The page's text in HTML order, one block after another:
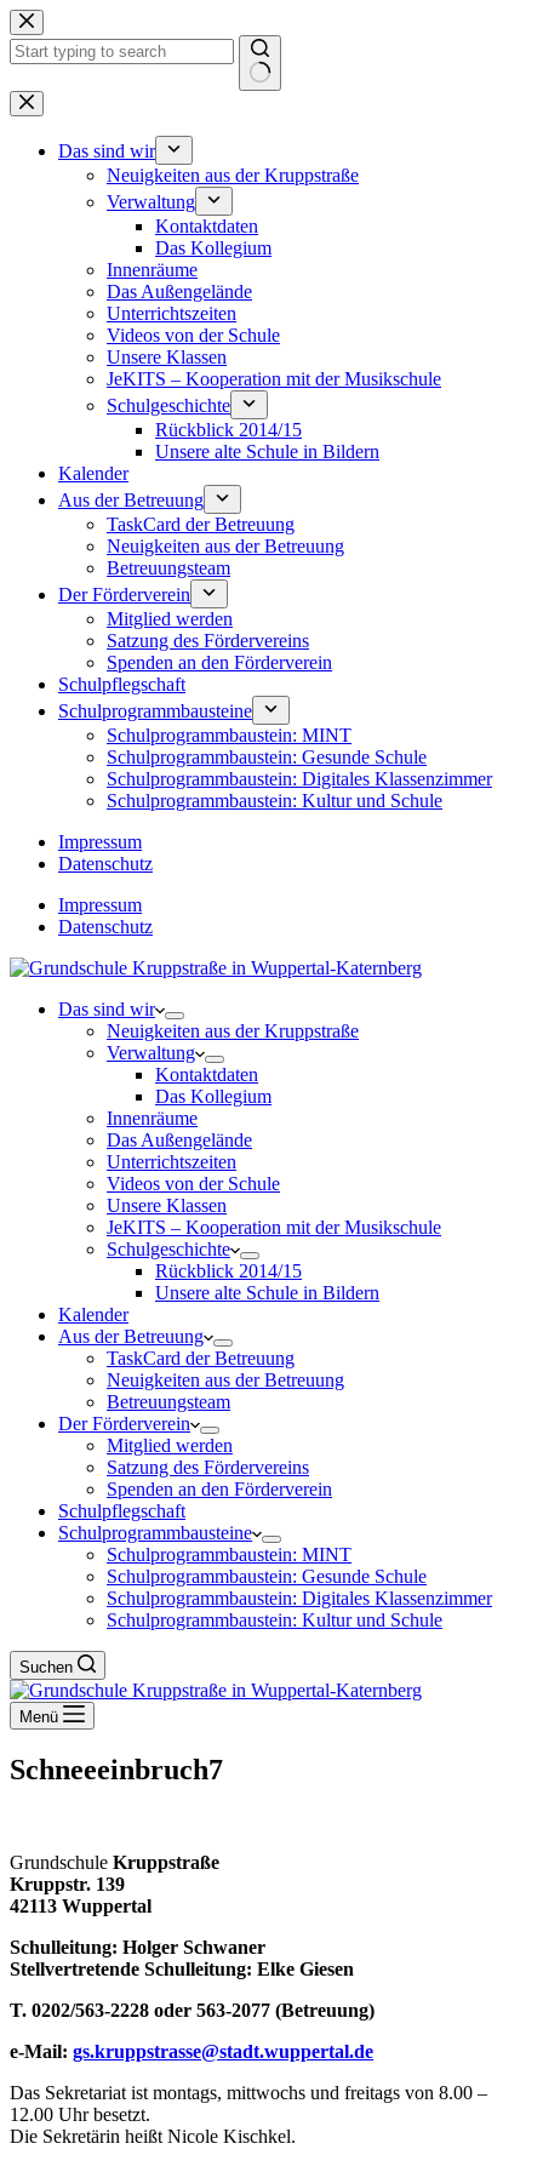
Zum
Inhalt
springen
Keine
Ergebnisse
Das sind wir
Neuigkeiten aus der Kruppstraße
Verwaltung
Kontaktdaten
Das Kollegium
Innenräume
Das Außengelände
Unterrichtszeiten
Videos von der Schule
Unsere Klassen
JeKITS – Kooperation mit der Musikschule
Schulgeschichte
Rückblick 2014/15
Unsere alte Schule in Bildern
Kalender
Aus der Betreuung
TaskCard der Betreuung
Neuigkeiten aus der Betreuung
Betreuungsteam
Der Förderverein
Mitglied werden
Satzung des Fördervereins
Spenden an den Förderverein
Schulpflegschaft
Schulprogrammbausteine
Schulprogrammbaustein: MINT
Schulprogrammbaustein: Gesunde Schule
Schulprogrammbaustein: Digitales Klassenzimmer
Schulprogrammbaustein: Kultur und Schule
Impressum
Datenschutz
Impressum
Datenschutz
Das sind wir
Neuigkeiten aus der Kruppstraße
Verwaltung
Kontaktdaten
Das Kollegium
Innenräume
Das Außengelände
Unterrichtszeiten
Videos von der Schule
Unsere Klassen
JeKITS – Kooperation mit der Musikschule
Schulgeschichte
Rückblick 2014/15
Unsere alte Schule in Bildern
Kalender
Aus der Betreuung
TaskCard der Betreuung
Neuigkeiten aus der Betreuung
Betreuungsteam
Der Förderverein
Mitglied werden
Satzung des Fördervereins
Spenden an den Förderverein
Schulpflegschaft
Schulprogrammbausteine
Schulprogrammbaustein: MINT
Schulprogrammbaustein: Gesunde Schule
Schulprogrammbaustein: Digitales Klassenzimmer
Schulprogrammbaustein: Kultur und Schule
Suchen
Menü
Schneeeinbruch7
Grundschule Kruppstraße
Kruppstr. 139
42113 Wuppertal
Schulleitung: Holger Schwaner
Stellvertretende Schulleitung: Elke Giesen
T. 0202/563-2228 oder 563-2077 (Betreuung)
e-Mail: gs.kruppstrasse@stadt.wuppertal.de
Das Sekretariat ist montags, mittwochs und freitags von 8.00 –
12.00 Uhr besetzt.
Die Sekretärin heißt Nicole Kischkel.